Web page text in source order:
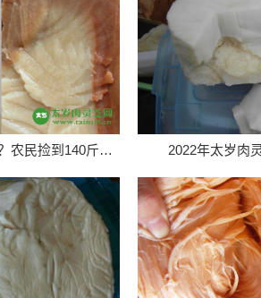
太岁肉灵芝多少钱1斤？农民捡到140斤太岁价值百万 2022年太岁肉